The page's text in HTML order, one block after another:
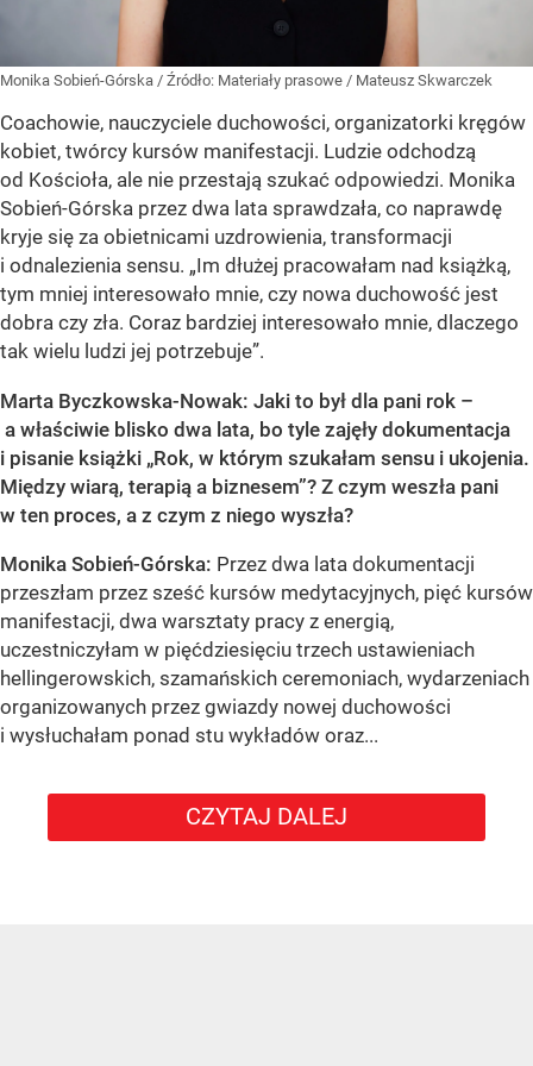
Monika Sobień-Górska / Źródło: Materiały prasowe / Mateusz Skwarczek
Coachowie, nauczyciele duchowości, organizatorki kręgów
kobiet, twórcy kursów manifestacji. Ludzie odchodzą
od Kościoła, ale nie przestają szukać odpowiedzi. Monika
Sobień-Górska przez dwa lata sprawdzała, co naprawdę
kryje się za obietnicami uzdrowienia, transformacji
i odnalezienia sensu. „Im dłużej pracowałam nad książką,
tym mniej interesowało mnie, czy nowa duchowość jest
dobra czy zła. Coraz bardziej interesowało mnie, dlaczego
tak wielu ludzi jej potrzebuje”.
Marta Byczkowska-Nowak: Jaki to był dla pani rok –
a właściwie blisko dwa lata, bo tyle zajęły dokumentacja
i pisanie książki „Rok, w którym szukałam sensu i ukojenia.
Między wiarą, terapią a biznesem”? Z czym weszła pani
w ten proces, a z czym z niego wyszła?
Monika Sobień-Górska: Przez dwa lata dokumentacji
przeszłam przez sześć kursów medytacyjnych, pięć kursów
manifestacji, dwa warsztaty pracy z energią,
uczestniczyłam w pięćdziesięciu trzech ustawieniach
hellingerowskich, szamańskich ceremoniach, wydarzeniach
organizowanych przez gwiazdy nowej duchowości
i wysłuchałam ponad stu wykładów oraz...
CZYTAJ DALEJ